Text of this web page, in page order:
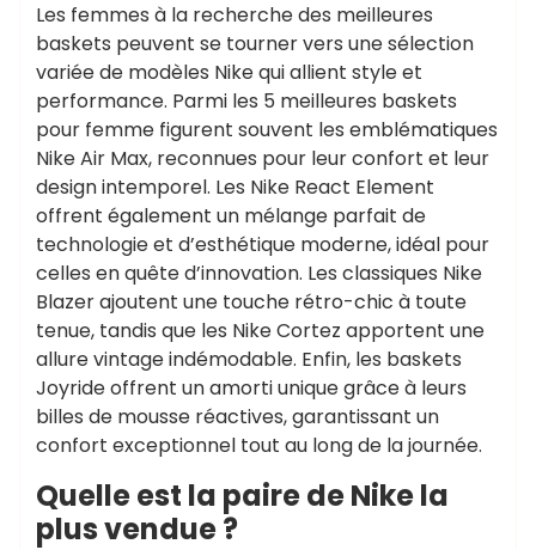
Les femmes à la recherche des meilleures
baskets peuvent se tourner vers une sélection
variée de modèles Nike qui allient style et
performance. Parmi les 5 meilleures baskets
pour femme figurent souvent les emblématiques
Nike Air Max, reconnues pour leur confort et leur
design intemporel. Les Nike React Element
offrent également un mélange parfait de
technologie et d’esthétique moderne, idéal pour
celles en quête d’innovation. Les classiques Nike
Blazer ajoutent une touche rétro-chic à toute
tenue, tandis que les Nike Cortez apportent une
allure vintage indémodable. Enfin, les baskets
Joyride offrent un amorti unique grâce à leurs
billes de mousse réactives, garantissant un
confort exceptionnel tout au long de la journée.
Quelle est la paire de Nike la
plus vendue ?